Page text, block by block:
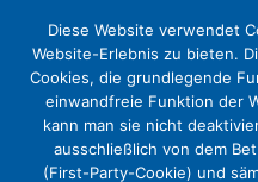
Diese Website verwendet
Website-Erlebnis zu bieten.
Cookies, die grundlegende
einwandfreie Funktion der
kann man sie nicht
ausschließlich von dem
(First-Party-Cookie) und